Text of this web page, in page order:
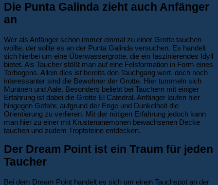
Die Punta Galinda zieht auch Anfänger
an
Wer als Anfänger schon immer einmal zu einer Grotte tauchen
wollte, der sollte es an der Punta Galinda versuchen. Es handelt
sich hierbei um eine Überwassergrotte, die ein faszinierendes Idyll
bietet. Als Taucher stößt man auf eine Felsformation in Form eines
Torbogens. Allein dies ist bereits den Tauchgang wert, doch noch
interessanter sind die Bewohner der Grotte. Hier tummeln sich
Muränen und Aale. Besonders beliebt bei Tauchern mit einiger
Erfahrung ist dabei die Grotte El Catedral. Anfänger laufen hier
hingegen Gefahr, aufgrund der Enge und Dunkelheit die
Orientierung zu verlieren. Mit der nötigen Erfahrung jedoch kann
man hier zu einer mit Krustenanemonen bewachsenen Decke
tauchen und zudem Tropfsteine entdecken.
Der Dream Point ist ein Traum für jeden
Taucher
Bei dem Dream Point handelt es sich um einen Tauchspot an der